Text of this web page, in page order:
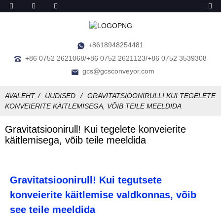
+8618948254481
+86 0752 2621068/+86 0752 2621123/+86 0752 3539308
gcs@gcsconveyor.com
AVALEHT UUDISED
GRAVITATSIOONIRULL! KUI TEGELETE
KONVEIERITE KÄITLEMISEGA, VÕIB TEILE MEELDIDA
Gravitatsioonirull! Kui tegelete konveierite
käitlemisega, võib teile meeldida
Gravitatsioonirull! Kui tegutsete
konveierite käitlemise valdkonnas, võib
see teile meeldida